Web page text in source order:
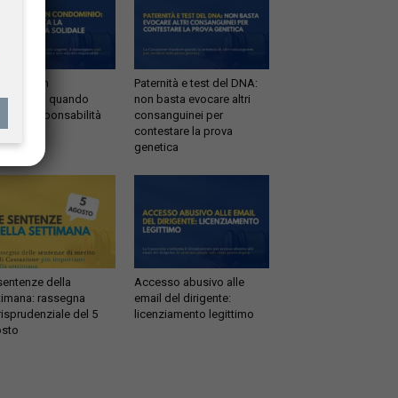
in
quando
la responsabilità
Paternità e test del DNA:
non basta evocare altri
consanguinei per
contestare la prova
genetica
della
rassegna
del 5
Accesso abusivo alle
email del dirigente:
licenziamento legittimo